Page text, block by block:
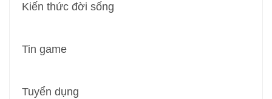
Kiến thức đời sống
Tin game
Tuyển dụng